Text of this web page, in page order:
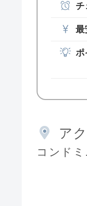
チ
最
ポ
ア
コンド